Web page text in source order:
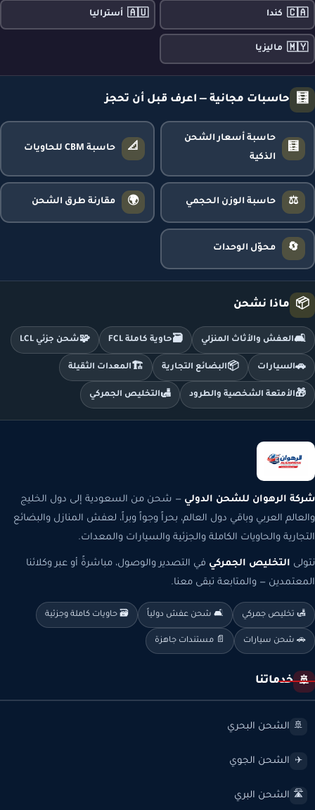
🇨🇦 كندا 🇦🇺 أستراليا
🇲🇾 ماليزيا
🧮 حاسبات مجانية — اعرف قبل أن تحجز
🧮
حاسبة أسعار الشحن
الذكية
📐 حاسبة CBM للحاويات
⚖️ حاسبة الوزن الحجمي 🌍 مقارنة طرق الشحن
🔄 محوّل الوحدات
📦 ماذا نشحن
🛋️العفش والأثاث المنزلي 🗃️حاوية كاملة FCL 🧩شحن جزئي LCL
🚗السيارات 📦البضائع التجارية 🏗️المعدات الثقيلة
🎁الأمتعة الشخصية والطرود 🛃التخليص الجمركي
شركة الرهوان للشحن الدولي — شحن من السعودية إلى دول الخليج
والعالم العربي وباقي دول العالم، بحراً وجواً وبراً، لعفش المنازل والبضائع
التجارية والحاويات الكاملة والجزئية والسيارات والمعدات.
نتولى التخليص الجمركي في التصدير والوصول، مباشرةً أو عبر وكلائنا
المعتمدين — والمتابعة تبقى معنا.
🛃 تخليص جمركي 🛋️ شحن عفش دولياً 🗃️ حاويات كاملة وجزئية
🚗 شحن سيارات 📄 مستندات جاهزة
🚢 خدماتنا
🚢 الشحن البحري
✈️ الشحن الجوي
🛣️ الشحن البري